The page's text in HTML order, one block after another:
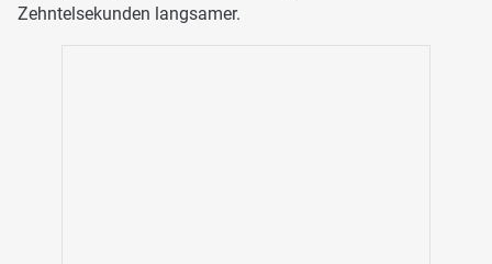
Zehntelsekunden langsamer.